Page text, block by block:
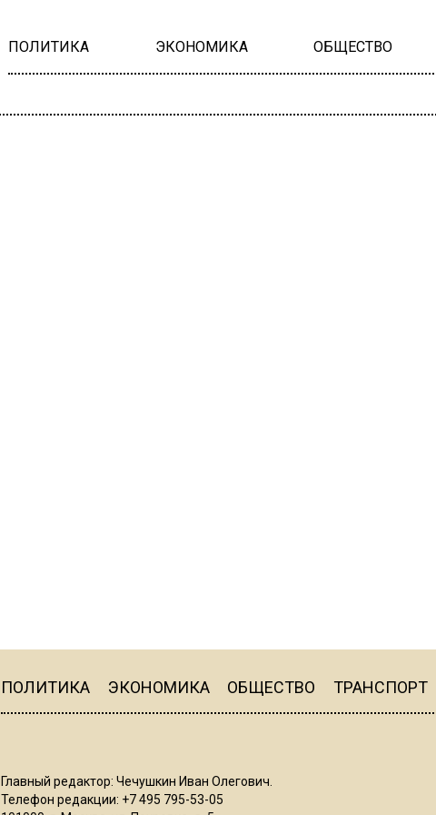
ПОЛИТИКА ЭКОНОМИКА ОБЩЕСТВО
ПОЛИТИКА ЭКОНОМИКА ОБЩЕСТВО ТРАНСПОРТ
Главный редактор: Чечушкин Иван Олегович.
Телефон редакции: +7 495 795-53-05